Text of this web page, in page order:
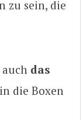
zu sein, die
das
die Boxen